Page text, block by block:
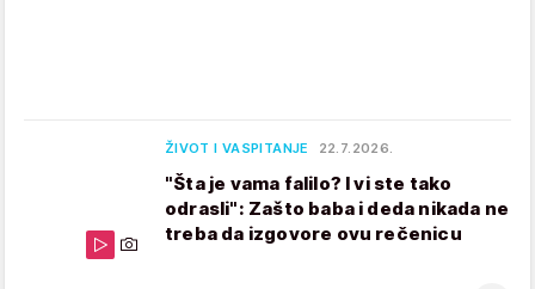
ŽIVOT I VASPITANJE 22.7.2026.
"Šta je vama falilo? I vi ste tako
odrasli": Zašto baba i deda nikada ne
treba da izgovore ovu rečenicu